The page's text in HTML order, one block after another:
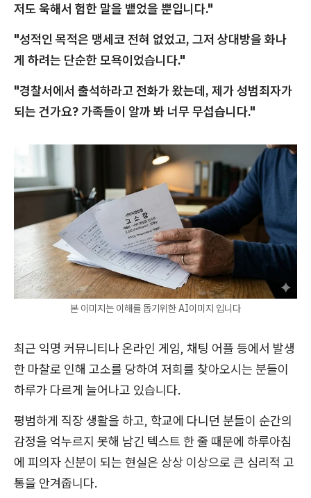
저도 욱해서 험한 말을 뱉었을 뿐입니다."
"성적인 목적은 맹세코 전혀 없었고, 그저 상대방을 화나
게 하려는 단순한 모욕이었습니다."
"경찰서에서 출석하라고 전화가 왔는데, 제가 성범죄자가
되는 건가요? 가족들이 알까 봐 너무 무섭습니다."
본 이미지는 이해를 돕기위한 AI이미지 입니다
최근 익명 커뮤니티나 온라인 게임, 채팅 어플 등에서 발생
한 마찰로 인해 고소를 당하여 저희를 찾아오시는 분들이
하루가 다르게 늘어나고 있습니다.
평범하게 직장 생활을 하고, 학교에 다니던 분들이 순간의
감정을 억누르지 못해 남긴 텍스트 한 줄 때문에 하루아침
에 피의자 신분이 되는 현실은 상상 이상으로 큰 심리적 고
통을 안겨줍니다.